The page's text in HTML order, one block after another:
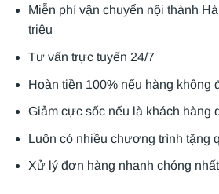
Miễn phí vận chuyển nội thành
triệu
Tư vấn trực tuyến 24/7
Hoàn tiền 100% nếu hàng không
Giảm cực sốc nếu là khách hàng
Luôn có nhiều chương trình tặng
Xử lý đơn hàng nhanh chóng nhất